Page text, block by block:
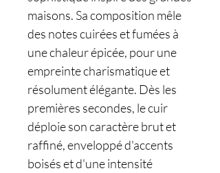
maisons. Sa composition mêle
des notes cuirées et fumées à
une chaleur épicée, pour une
empreinte charismatique et
résolument élégante. Dès les
premières secondes, le cuir
déploie son caractère brut et
raffiné, enveloppé d'accents
boisés et d'une intensité